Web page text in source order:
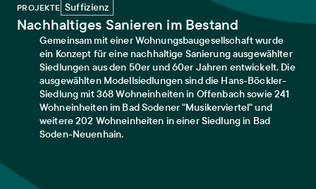
PROJEKTE Suffizienz
Nachhaltiges Sanieren im Bestand
Gemeinsam mit einer Wohnungsbaugesellschaft wurde
ein Konzept für eine nachhaltige Sanierung ausgewählter
Siedlungen aus den 50er und 60er Jahren entwickelt. Die
ausgewählten Modellsiedlungen sind die Hans-Böckler-
Siedlung mit 368 Wohneinheiten in Offenbach sowie 241
Wohneinheiten im Bad Sodener "Musikerviertel" und
weitere 202 Wohneinheiten in einer Siedlung in Bad
Soden-Neuenhain.